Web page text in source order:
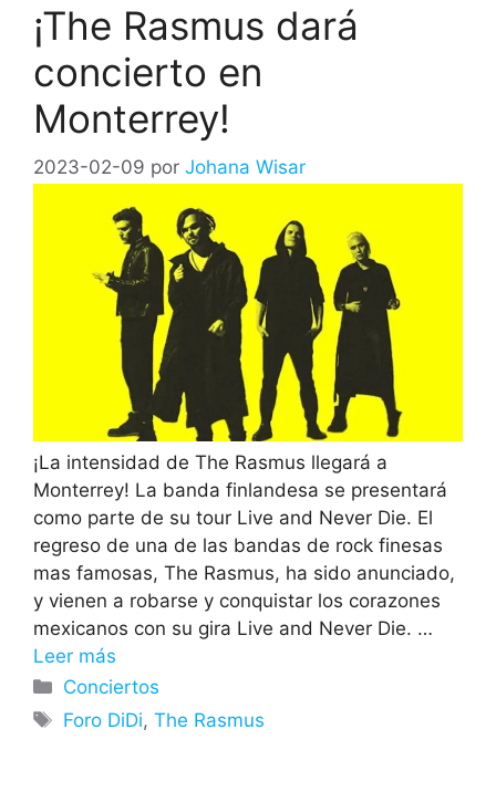
¡The Rasmus dará
concierto en
Monterrey!
2023-02-09 por Johana Wisar
¡La intensidad de The Rasmus llegará a
Monterrey! La banda finlandesa se presentará
como parte de su tour Live and Never Die. El
regreso de una de las bandas de rock finesas
mas famosas, The Rasmus, ha sido anunciado,
y vienen a robarse y conquistar los corazones
mexicanos con su gira Live and Never Die. …
Leer más
Categorías
Conciertos
Etiquetas
Foro DiDi,The Rasmus